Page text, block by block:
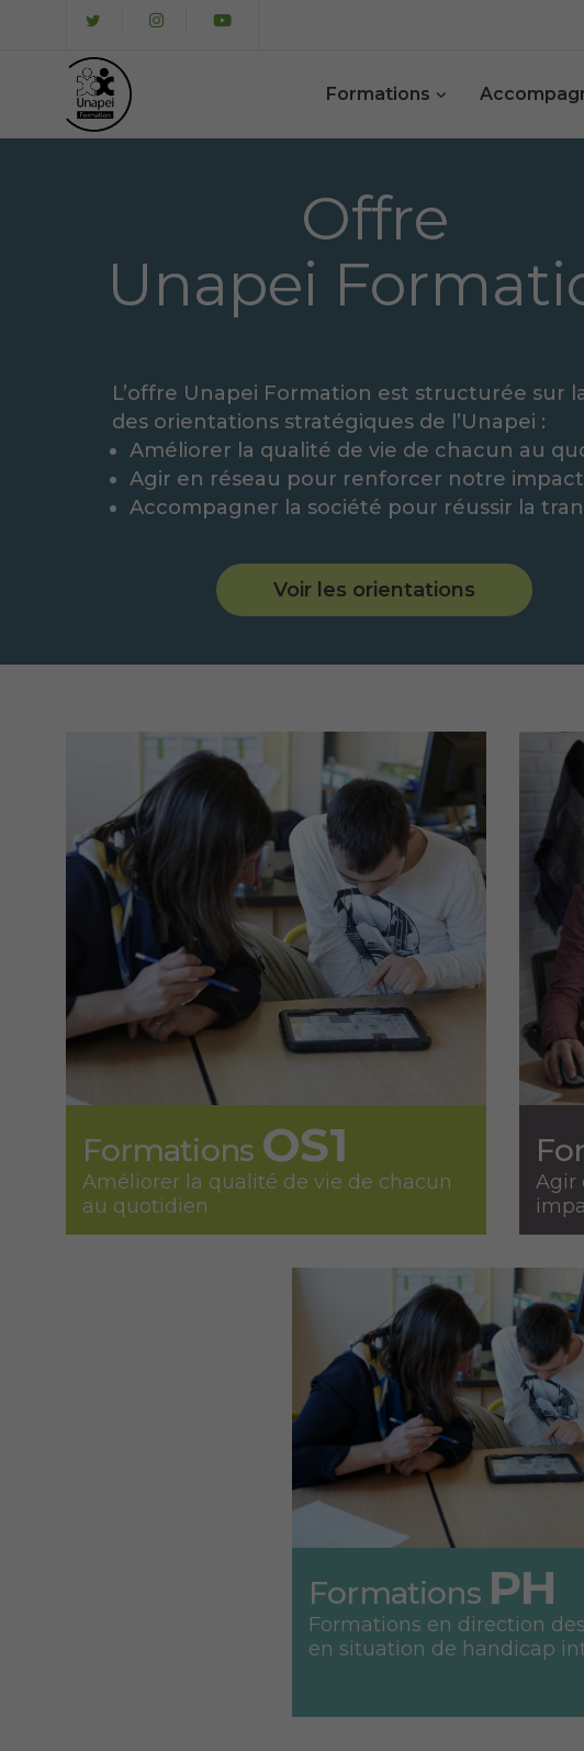
Formations
Améliorer la qualité de vie de chacun au
Agir en réseau pour renforcer notre impact
Accompagner la société pour réussir la
Voir les orientations
Formations OS1
Améliorer la qualité de vie de chacun
au quotidien
Agir
Formations PH
Formations en direction
en situation de handicap